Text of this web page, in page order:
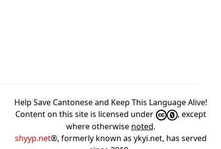
Help Save Cantonese and Keep This Language Alive!
Content on this site is licensed under
, except
where otherwise noted.
shyyp.net®, formerly known as ykyi.net, has served